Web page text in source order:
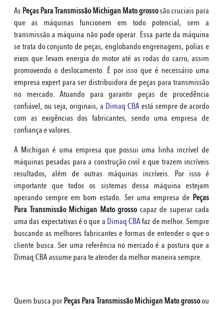
As Peças Para Transmissão Michigan Mato grossosão cruciais para
que as máquinas funcionem em todo potencial, sem a
transmissão a máquina não pode operar. Essa parte da máquina
se trata do conjunto de peças, englobando engrenagens, polias e
eixos que levam energia do motor até as rodas do carro, assim
promovendo o deslocamento. É por isso que é necessário uma
empresa expert para ser distribuidora de peças para transmissão
no mercado. Atuando para garantir peças de procedência
confiável, ou seja, originais, a Dimaq CBA está sempre de acordo
com as exigências dos fabricantes, sendo uma empresa de
confiança e valores.
A Michigan é uma empresa que possui uma linha incrível de
máquinas pesadas para a construção civil e que trazem incríveis
resultados, além de outras máquinas incríveis. Por isso é
importante que todos os sistemas dessa máquina estejam
operando sempre em bom estado. Ser uma empresa de Peças
Para Transmissão Michigan Mato grossocapaz de superar cada
uma das expectativas é o que a Dimaq CBAfaz de melhor. Sempre
buscando as melhores fabricantes e formas de entender o que o
cliente busca. Ser uma referência no mercado é a postura que a
Dimaq CBA assume para te atender da melhor maneira sempre.
Quem busca por Peças Para Transmissão Michigan Mato grossoou